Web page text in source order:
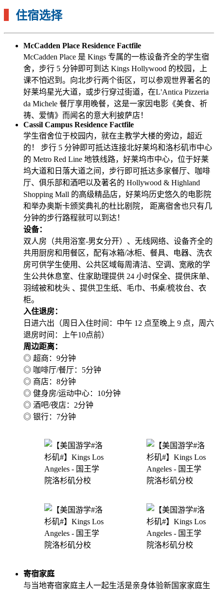
住宿选择
McCadden Place Residence Factfile
McCadden Place 是 Kings 专属的一栋设备齐全的学生宿
舍，步行 5 分钟即可到达 Kings Hollywood 的校园，上
课不怕迟到。向北步行两个街区，可以参观世界著名的
好莱坞星光大道，或步行穿过街道，在L'Antica Pizzeria
da Michele 餐厅享用晚餐，这是一家因电影《美食、祈
祷、爱情》而闻名的意大利披萨店！
Cassil Campus Residence Factfile
学生宿舍位于校园内，就在主教学大楼的旁边，超近
的！ 步行 5 分钟即可抵达连接北好莱坞和洛杉矶市中心
的 Metro Red Line 地铁线路，好莱坞市中心，位于好莱
坞大道和日落大道之间，步行即可抵达多家餐厅、咖啡
厅、俱乐部和酒吧以及著名的 Hollywood & Highland
Shopping Mall 的高级精品店，好莱坞历史悠久的电影院
和举办奥斯卡颁奖典礼的杜比剧院， 距离宿舍也只有几
分钟的步行路程就可以到达！
设备：
双人房（共用浴室-男女分开）、无线网络、设备齐全的
共用厨房和用餐区，配有冰箱/冰柜、餐具、电器、洗衣
房可供学生使用、公共区域每周清洁、空调、宽敞的学
生公共休息室、住家助理提供 24 小时保全、提供床单、
羽绒被和枕头 、提供卫生纸、毛巾、书桌/梳妆台、衣
柜。
入住退房：
日进六出（周日入住时间：中午 12 点至晚上 9 点，周六
退房时间：上午10点前）
周边距离：
◎ 超商：9分钟
◎ 咖啡厅/餐厅：5分钟
◎ 商店：8分钟
◎ 健身房/运动中心：10分钟
◎ 酒吧/夜店：2分钟
◎ 银行：7分钟
寄宿家庭
与当地寄宿家庭主人一起生活是亲身体验新国家家庭生